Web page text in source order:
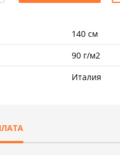
140 см
90 г/м2
Италия